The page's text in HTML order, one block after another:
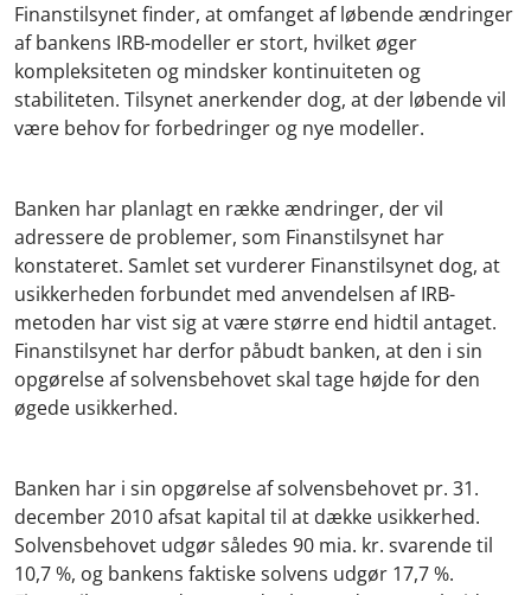
Finanstilsynet finder, at omfanget af løbende ændringer
af bankens IRB-modeller er stort, hvilket øger
kompleksiteten og mindsker kontinuiteten og
stabiliteten. Tilsynet anerkender dog, at der løbende vil
være behov for forbedringer og nye modeller.
Banken har planlagt en række ændringer, der vil
adressere de problemer, som Finanstilsynet har
konstateret. Samlet set vurderer Finanstilsynet dog, at
usikkerheden forbundet med anvendelsen af IRB-
metoden har vist sig at være større end hidtil antaget.
Finanstilsynet har derfor påbudt banken, at den i sin
opgørelse af solvensbehovet skal tage højde for den
øgede usikkerhed.
Banken har i sin opgørelse af solvensbehovet pr. 31.
december 2010 afsat kapital til at dække usikkerhed.
Solvensbehovet udgør således 90 mia. kr. svarende til
10,7 %, og bankens faktiske solvens udgør 17,7 %.